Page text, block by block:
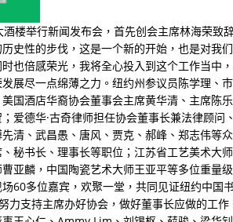
楼举行新闻发布会，首先创会主席林海荣致
史性的步伐，这是一个新的开始，也是对我
也倍感荣光，我将全心投入到这个工作当中
展尽一点绵薄之力。纽约州参议员陈学理、
国酒店华裔协会董事会主席黄华清、主席陈
爱德华·古奇律师担任协会董事长兼法律顾问
清、武昌愚、唐风、贾克、郝峰、郑志伟等
秘书长、理事长等职位；江苏省工艺美术大
亚麟，中国陶瓷艺术大师王亚平等多位重量
60多位嘉宾，欢聚一堂，共同见证纽约中国
力支持主席办好协会，做好董事长应做的工